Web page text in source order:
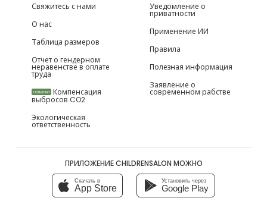
Свяжитесь с нами
О нас
Таблица размеров
Отчет о гендерном
неравенстве в оплате
труда
НОВИНКИ Компенсация
выбросов CO2
Экологическая
ответственность
Уведомление о
приватности
Применение ИИ
Правила
Полезная информация
Заявление о
современном рабстве
ПРИЛОЖЕНИЕ CHILDRENSALON МОЖНО
Скачать в
App Store
Установить через
Google Play